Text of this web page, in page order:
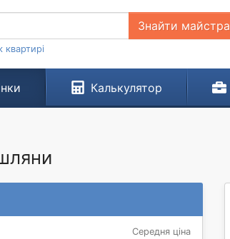
Знайти майстра
Калькулятор
Середня ціна